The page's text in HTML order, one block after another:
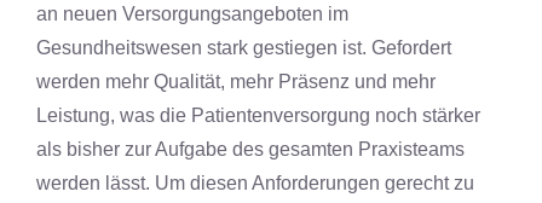
an neuen Versorgungsangeboten im
Gesundheitswesen stark gestiegen ist. Gefordert
werden mehr Qualität, mehr Präsenz und mehr
Leistung, was die Patientenversorgung noch stärker
als bisher zur Aufgabe des gesamten Praxisteams
werden lässt. Um diesen Anforderungen gerecht zu